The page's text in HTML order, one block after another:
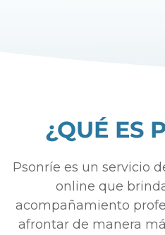
¿QUÉ ES
Psonríe es un servicio
online que
acompañamiento
afrontar de manera